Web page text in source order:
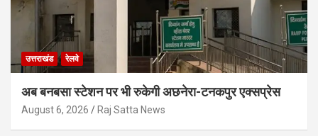
उत्तराखंड रेलवे
अब बनबसा स्टेशन पर भी रुकेगी अछनेरा-टनकपुर एक्सप्रेस
August 6, 2026 Raj Satta News